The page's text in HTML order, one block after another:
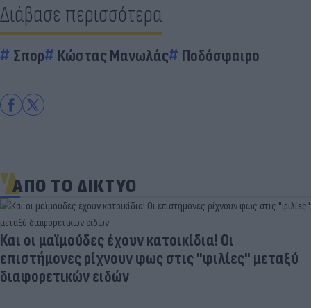
Διάβασε περισσότερα
Σπορ Κώστας Μανωλάς Ποδόσφαιρο
ΑΠΟ ΤΟ ΔΙΚΤΥΟ
Και οι μαϊμούδες έχουν κατοικίδια! Οι
επιστήμονες ρίχνουν φως στις "φιλίες" μεταξύ
διαφορετικών ειδών